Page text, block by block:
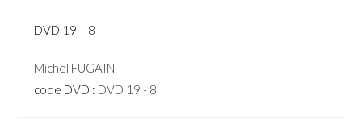
DVD 19 – 8
Michel FUGAIN
code DVD : DVD 19 - 8